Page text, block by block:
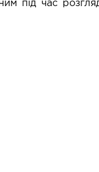
під час